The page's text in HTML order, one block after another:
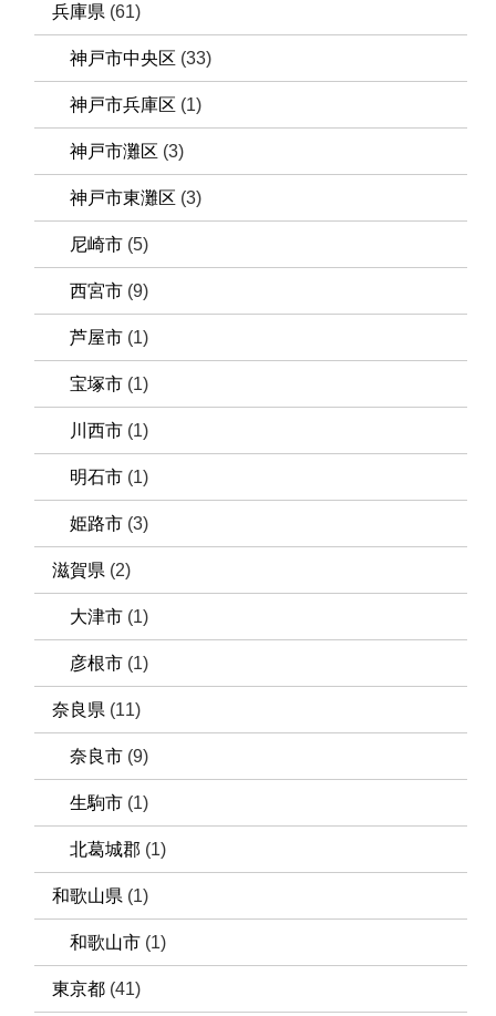
兵庫県 (61)
神戸市中央区 (33)
神戸市兵庫区 (1)
神戸市灘区 (3)
神戸市東灘区 (3)
尼崎市 (5)
西宮市 (9)
芦屋市 (1)
宝塚市 (1)
川西市 (1)
明石市 (1)
姫路市 (3)
滋賀県 (2)
大津市 (1)
彦根市 (1)
奈良県 (11)
奈良市 (9)
生駒市 (1)
北葛城郡 (1)
和歌山県 (1)
和歌山市 (1)
東京都 (41)